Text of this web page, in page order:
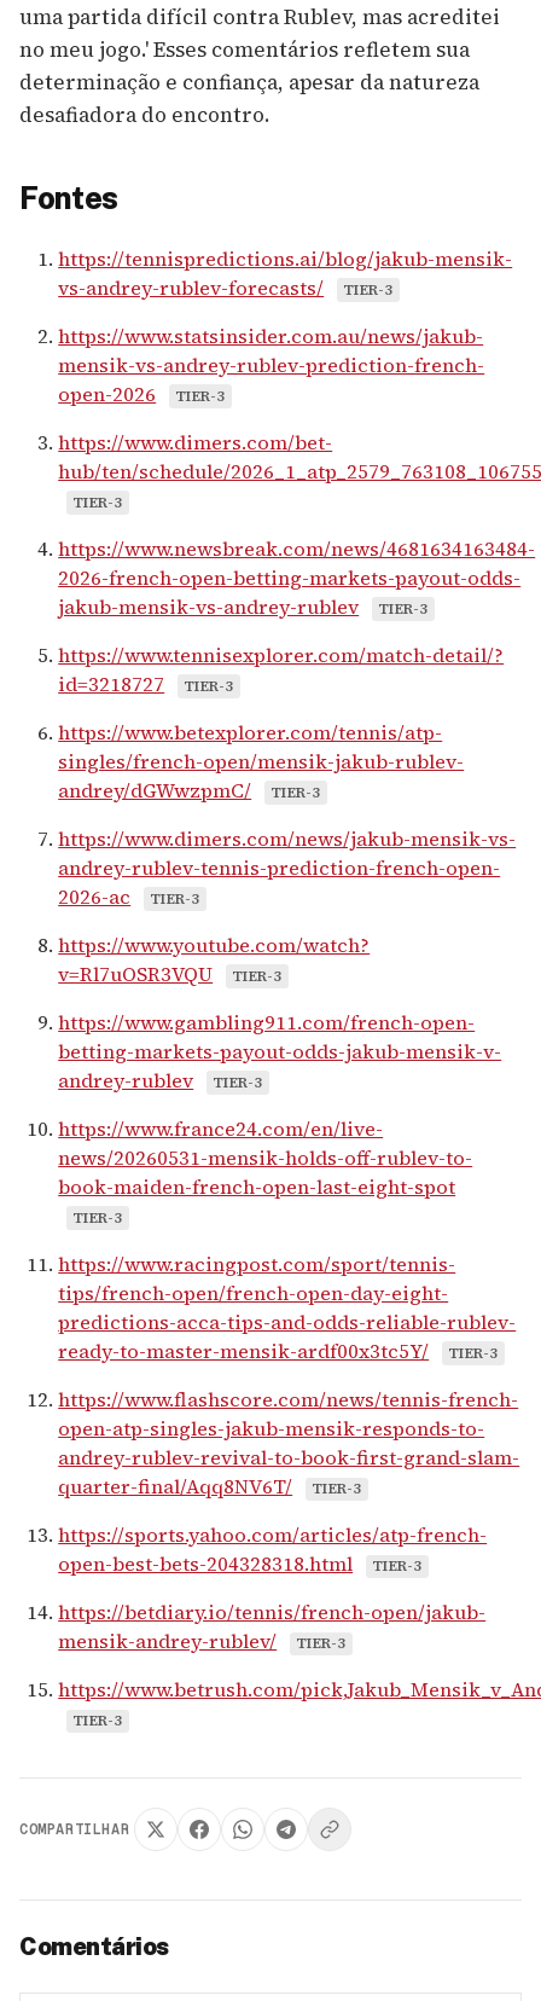
uma partida difícil contra Rublev, mas acreditei
no meu jogo.' Esses comentários refletem sua
determinação e confiança, apesar da natureza
desafiadora do encontro.
Fontes
https://tennispredictions.ai/blog/jakub-mensik-
vs-andrey-rublev-forecasts/
TIER-3
https://www.statsinsider.com.au/news/jakub-
mensik-vs-andrey-rublev-prediction-french-
open-2026
TIER-3
https://www.dimers.com/bet-
hub/ten/schedule/
TIER-3
https://www.newsbreak.com/news/4681634163484-
2026-french-open-betting-markets-payout-odds-
jakub-mensik-vs-andrey-rublev
TIER-3
https://www.tennisexplorer.com/match-detail/?
id=3218727
TIER-3
https://www.betexplorer.com/tennis/atp-
singles/french-open/mensik-jakub-rublev-
andrey/dGWwzpmC/
TIER-3
https://www.dimers.com/news/jakub-mensik-vs-
andrey-rublev-tennis-prediction-french-open-
2026-ac
TIER-3
https://www.youtube.com/watch?
v=Rl7uOSR3VQU
TIER-3
https://www.gambling911.com/french-open-
betting-markets-payout-odds-jakub-mensik-v-
andrey-rublev
TIER-3
https://www.france24.com/en/live-
news/20260531-mensik-holds-off-rublev-to-
book-maiden-french-open-last-eight-spot
TIER-3
https://www.racingpost.com/sport/tennis-
tips/french-open/french-open-day-eight-
predictions-acca-tips-and-odds-reliable-rublev-
ready-to-master-mensik-ardf00x3tc5Y/
TIER-3
https://www.flashscore.com/news/tennis-french-
open-atp-singles-jakub-mensik-responds-to-
andrey-rublev-revival-to-book-first-grand-slam-
quarter-final/Aqq8NV6T/
TIER-3
https://sports.yahoo.com/articles/atp-french-
open-best-bets-204328318.html
TIER-3
https://betdiary.io/tennis/french-open/jakub-
mensik-andrey-rublev/
TIER-3
https://www.betrush.com/
TIER-3
COMPARTILHAR
Comentários